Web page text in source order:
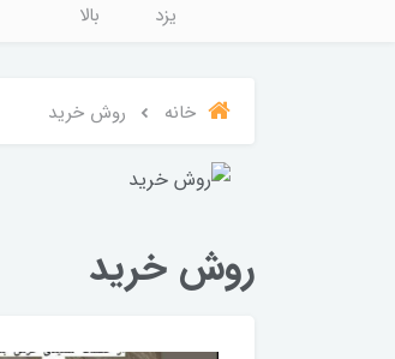
یزد
بالا
خانه روش خرید
روش خرید